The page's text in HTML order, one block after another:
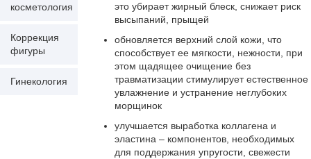
это убирает жирный блеск, снижает риск
высыпаний, прыщей
обновляется верхний слой кожи, что
способствует ее мягкости, нежности, при
этом щадящее очищение без
травматизации стимулирует естественное
увлажнение и устранение неглубоких
морщинок
улучшается выработка коллагена и
эластина – компонентов, необходимых
для поддержания упругости, свежести
косметология
Коррекция
фигуры
Гинекология